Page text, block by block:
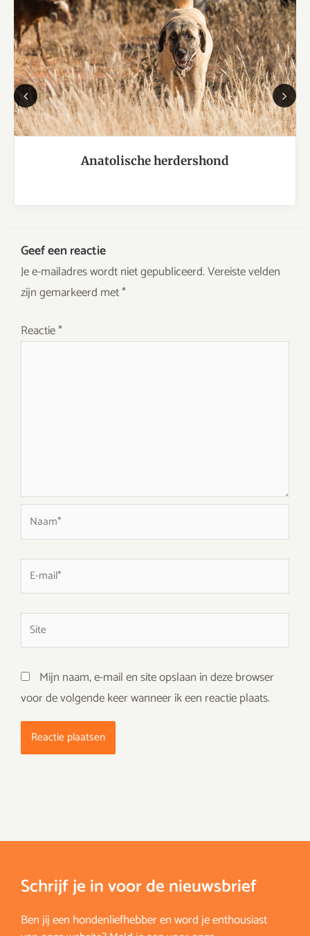
Previous
Anatolische herdershond
Next
Geef een reactie
Je e-mailadres wordt niet gepubliceerd.Vereiste velden
zijn gemarkeerd met*
Reactie*
Naam*
mail*
Site
Mijn naam, e-mail en site opslaan in deze browser
voor de volgende keer wanneer ik een reactie plaats.
Schrijf je in voor de nieuwsbrief
Ben jij een hondenliefhebber en word je enthousiast